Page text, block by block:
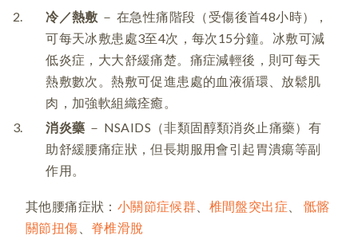
冷／熱敷 － 在急性痛階段（受傷後首48小時），
可每天冰敷患處3至4次，每次15分鐘。冰敷可減
低炎症，大大舒緩痛楚。痛症減輕後，則可每天
熱敷數次。熱敷可促進患處的血液循環、放鬆肌
肉，加強軟組織痊癒。
消炎藥 － NSAIDS（非類固醇類消炎止痛藥）有
助舒緩腰痛症狀，但長期服用會引起胃潰瘍等副
作用。
其他腰痛症狀： 小關節症候群 椎間盤突出症
骶髂
關節扭傷
脊椎滑脫